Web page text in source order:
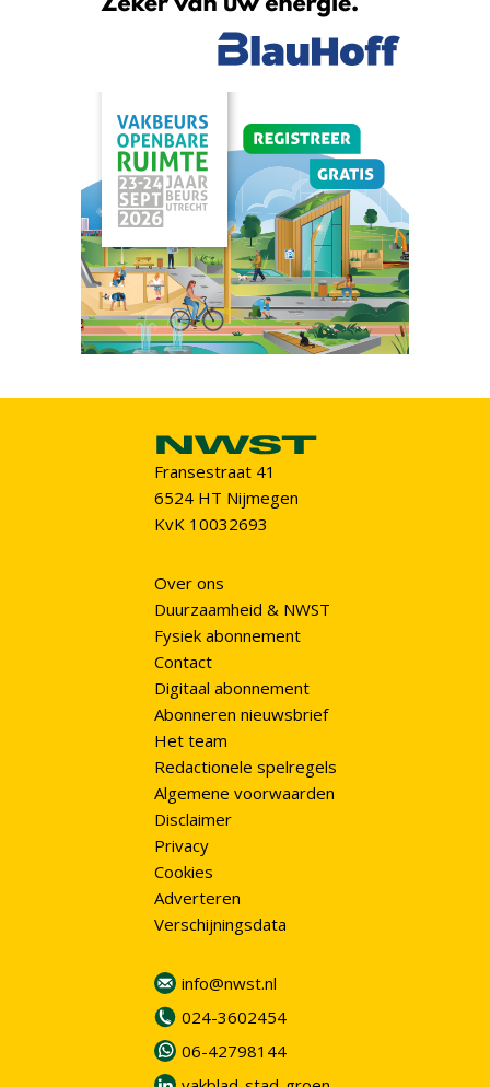
Fransestraat 41
6524 HT Nijmegen
KvK 10032693
Over ons
Duurzaamheid & NWST
Fysiek abonnement
Contact
Digitaal abonnement
Abonneren nieuwsbrief
Het team
Redactionele spelregels
Algemene voorwaarden
Disclaimer
Privacy
Cookies
Adverteren
Verschijningsdata
info@nwst.nl
024-3602454
06-42798144